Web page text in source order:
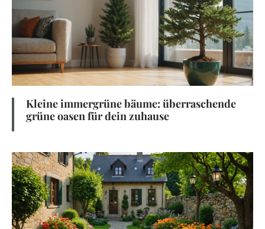
Kleine immergrüne bäume: überraschende
grüne oasen für dein zuhause